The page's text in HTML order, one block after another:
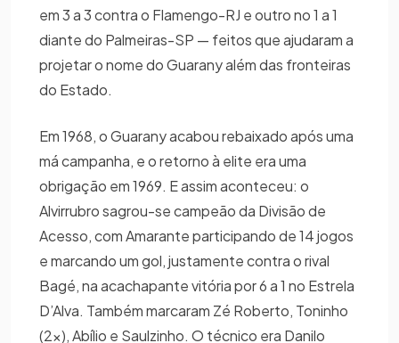
em 3 a 3 contra o Flamengo-RJ e outro no 1 a 1
diante do Palmeiras-SP — feitos que ajudaram a
projetar o nome do Guarany além das fronteiras
do Estado.
Em 1968, o Guarany acabou rebaixado após uma
má campanha, e o retorno à elite era uma
obrigação em 1969. E assim aconteceu: o
Alvirrubro sagrou-se campeão da Divisão de
Acesso, com Amarante participando de 14 jogos
e marcando um gol, justamente contra o rival
Bagé, na acachapante vitória por 6 a 1 no Estrela
D’Alva. Também marcaram Zé Roberto, Toninho
(2x), Abílio e Saulzinho. O técnico era Danilo